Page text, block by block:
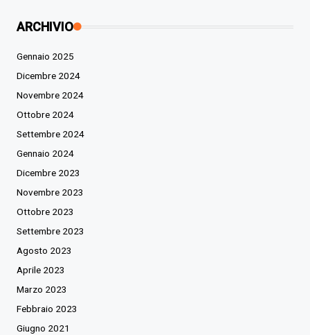
ARCHIVIO
Gennaio 2025
Dicembre 2024
Novembre 2024
Ottobre 2024
Settembre 2024
Gennaio 2024
Dicembre 2023
Novembre 2023
Ottobre 2023
Settembre 2023
Agosto 2023
Aprile 2023
Marzo 2023
Febbraio 2023
Giugno 2021